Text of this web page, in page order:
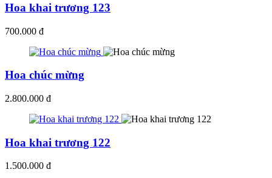
Hoa khai trương 123
700.000 đ
Hoa chúc mừng
2.800.000 đ
Hoa khai trương 122
1.500.000 đ